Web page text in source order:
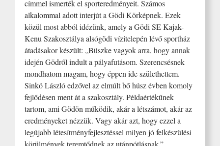
címmel ismerték el sporteredményeit. Számos
alkalommal adott interjút a Gödi Körképnek. Ezek
közül most abból idézünk, amely a Gödi SE Kajak-
Kenu Szakosztálya alsógödi vízitelepén lévő sportház
átadásakor készült: „Büszke vagyok arra, hogy annak
idején Gödről indult a pályafutásom. Szerencsésnek
mondhatom magam, hogy éppen ide születhettem.
Sinkó László edzővel az elmúlt bő húsz évben komoly
fejlődésen ment át a szakosztály. Példaértékűnek
tartom, ami Gödön működik, akár a létszámot, akár az
eredményeket nézzük. Vagy akár azt, hogy ezzel a
legújabb létesítményfejlesztéssel milyen jó felkészülési
körülmények teremtődnek az utánpótlásnak.”